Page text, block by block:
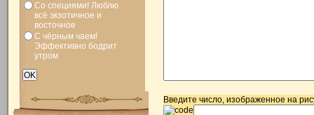
Со специями! Люблю
всё экзотичное и
восточное
С чёрным чаем!
Эффективно бодрит
утром
Введите число, изображенное на